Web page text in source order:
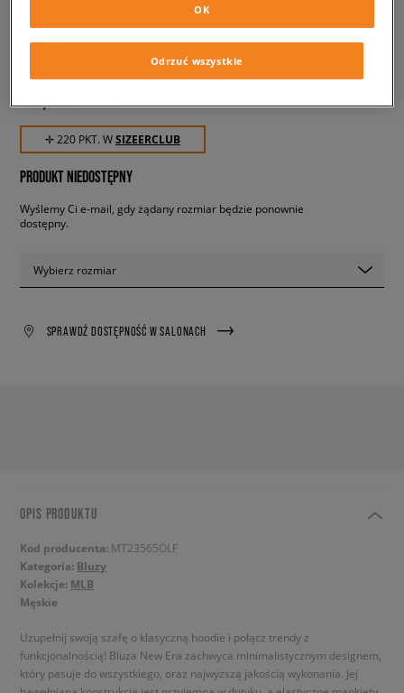
NATURE
męskie, bluzy
219,99 zł z VAT
✛ 220 PKT. WSIZEERCLUB
PRODUKT NIEDOSTĘPNY
Wyślemy Ci e-mail, gdy żądany rozmiar będzie ponownie
dostępny.
Wybierz rozmiar
SPRAWDŹ DOSTĘPNOŚĆ W SALONACH
OPIS PRODUKTU
Kod producenta: MT23565OLF
Kategoria: Bluzy
Kolekcje: MLB
Męskie
Uzupełnij swoją szafę o klasyczną hoodie i połącz trendy z
funkcjonalnością! Bluza New Era zachwyca minimalistycznym designem,
który pasuje do wszystkiego, oraz najwyższą jakością wykonania. Jej
Odrzuć wszystkie
OK